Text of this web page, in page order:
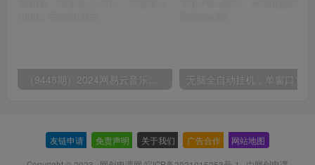
友链申请 免责声明 关于我们 广告合作 网站地图